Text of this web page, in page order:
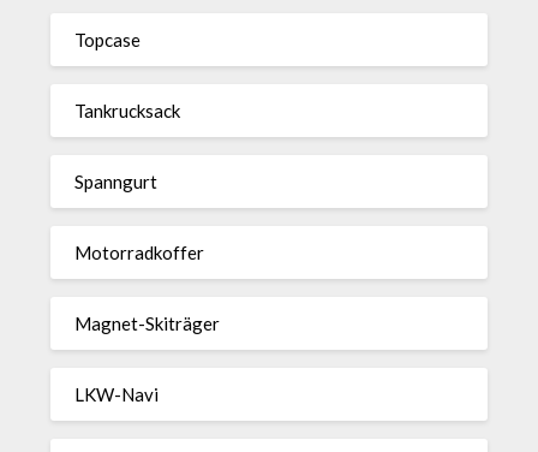
Topcase
Tan­kruck­sack
Spann­gurt
Motor­rad­koffer
Magnet-Ski­träger
LKW-Navi